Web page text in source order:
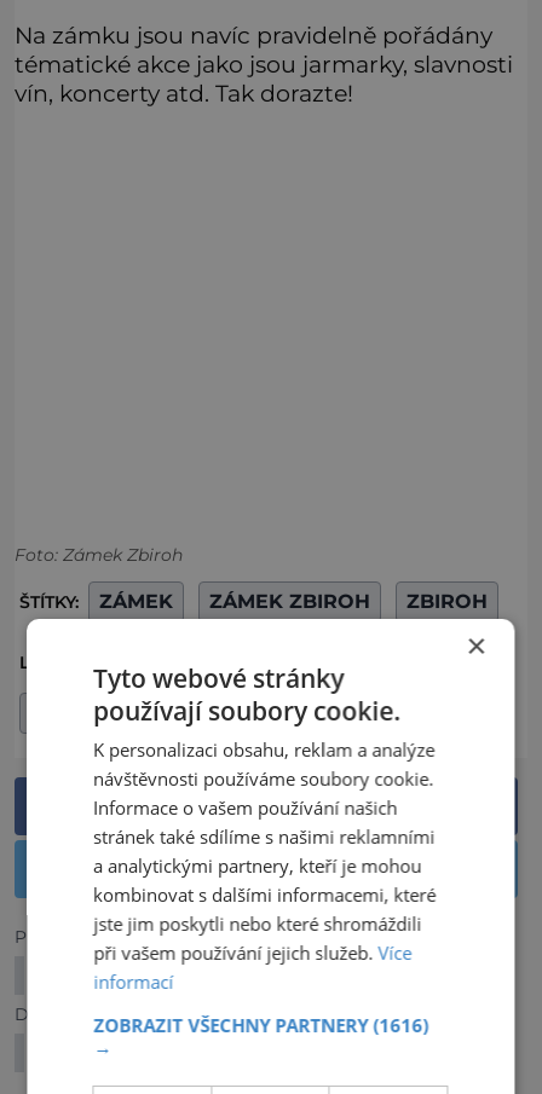
Na zámku jsou navíc pravidelně pořádány
tématické akce jako jsou jarmarky, slavnosti
vín, koncerty atd. Tak dorazte!
Foto: Zámek Zbiroh
ŠTÍTKY: ZÁMEK ZÁMEK ZBIROH ZBIROH
LOKALITA:
PLZEŇSKÝ KRAJ
Sdílet na Facebooku
Sdílet na Twitteru
Předchozí článek
Voňavé Muzeum Jan Becher
Další článek
Ukrývá se na Třemšíně prastarý poklad?
×
Tyto webové stránky
používají soubory cookie.
K personalizaci obsahu, reklam a analýze
návštěvnosti používáme soubory cookie.
Informace o vašem používání našich
stránek také sdílíme s našimi reklamními
a analytickými partnery, kteří je mohou
kombinovat s dalšími informacemi, které
jste jim poskytli nebo které shromáždili
při vašem používání jejich služeb.Více
informací
ZOBRAZIT VŠECHNY PARTNERY(1616)
→